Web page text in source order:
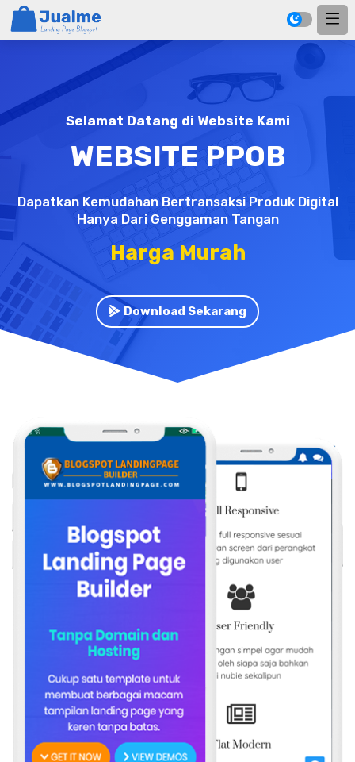
Selamat Datang di Website Kami
WEBSITE PPOB
Dapatkan Kemudahan Bertransaksi Produk Digital
Hanya Dari Genggaman Tangan
Pendaftaran Gratis !
Download Sekarang